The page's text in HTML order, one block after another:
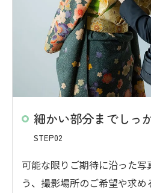
細かい部分までしっ
STEP02
可能な限りご期待に沿った
う、撮影場所のご希望や求